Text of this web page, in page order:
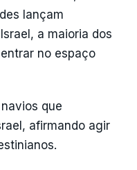
lançam
a maioria dos
no espaço
que
afirmando agir